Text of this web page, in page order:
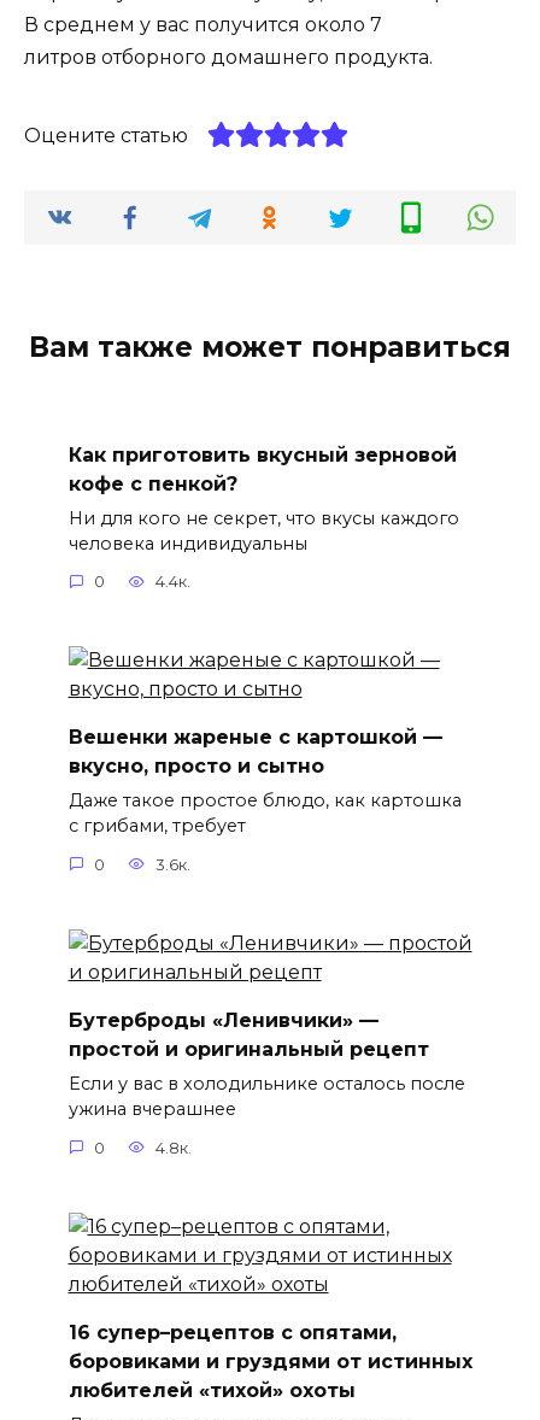
В среднем у вас получится около 7
литров отборного домашнего продукта.
Оцените статью
Вам также может понравиться
Как приготовить вкусный зерновой
кофе с пенкой?
Ни для кого не секрет, что вкусы каждого
человека индивидуальны
0 4.4к.
Вешенки жареные с картошкой —
вкусно, просто и сытно
Даже такое простое блюдо, как картошка
с грибами, требует
0 3.6к.
Бутерброды «Ленивчики» —
простой и оригинальный рецепт
Если у вас в холодильнике осталось после
ужина вчерашнее
0 4.8к.
16 супер–рецептов с опятами,
боровиками и груздями от истинных
любителей «тихой» охоты